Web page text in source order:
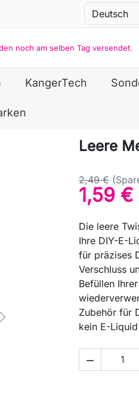
noch am selben Tag versendet.
KangerTech
Next
Leere
2,49 €
1,59 €
Die leere
Ihre DIY-E-
für präzises
Verschluss
Befüllen
Zubehör für
kein E-
